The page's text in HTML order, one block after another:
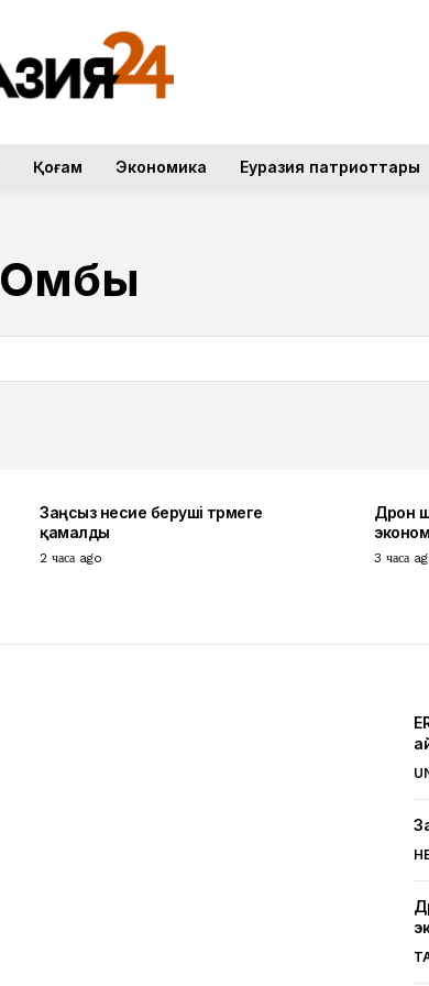
Қоғам Экономика Еуразия патриоттары
Омбы
Заңсыз несие беруші түрмеге
қамалды
2 часа ago
Дрон
3 часа